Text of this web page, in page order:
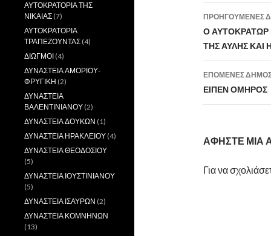
άρθρων
ΠΡΟΗΓΟΎΜΕΝΕΣ
Ο ΑΥΤΟΚΡΑΤΩΡ
ΤΗΣ ΑΥΛΗΣ ΚΑΙ
ΕΠΌΜΕΝΕΣ
ΕΙΠΕΝ ΟΜΗΡΟΣ
ΑΦΉΣΤΕ ΜΙΑ
Για να
ΑΥΤΟΚΡΑΤΟΡΙΑ ΤΗΣ
ΝΙΚΑΙΑΣ (7)
ΑΥΤΟΚΡΑΤΟΡΙΑ
ΤΡΑΠΕΖΟΥΝΤΑΣ (4)
ΔΙΩΓΜΟΙ (4)
ΔΥΝΑΣΤΕΙΑ ΑΜΟΡΙΟΥ-
ΦΡΥΓΙΚΗ (2)
ΔΥΝΑΣΤΕΙΑ
ΒΑΛΕΝΤΙΝΙΑΝΟΥ (2)
ΔΥΝΑΣΤΕΙΑ ΔΟΥΚΩΝ (1)
ΔΥΝΑΣΤΕΙΑ ΗΡΑΚΛΕΙΟΥ (4)
ΔΥΝΑΣΤΕΙΑ ΘΕΟΔΟΣΙΟΥ
(5)
ΔΥΝΑΣΤΕΙΑ ΙΟΥΣΤΙΝΙΑΝΟΥ
(5)
ΔΥΝΑΣΤΕΙΑ ΙΣΑΥΡΩΝ (2)
ΔΥΝΑΣΤΕΙΑ ΚΟΜΝΗΝΩΝ
(13)